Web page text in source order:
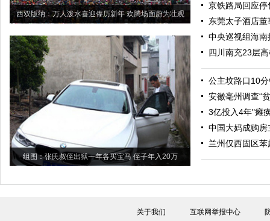
西双版纳：万人泼水喜迎傣历新年 欢腾场面蔚为壮观
组图：张氏叔侄出狱一年各买宝马 侄子年入20万
京铁路局回应
东莞太子酒店
中央巡视组海
四川南充23层
公主坟路口10
安徽亳州调查“
3亿投入4年"瘫
中国大妈成购
兰州仅西固区
关于我们 互联网举报中心